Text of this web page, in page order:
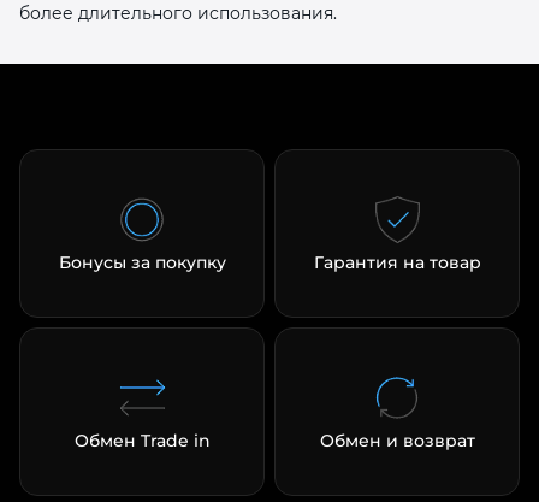
более длительного использования.
Бонусы за покупку Гарантия на товар
Обмен Trade in Обмен и возврат